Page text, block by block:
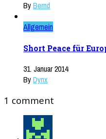
ByBernd
Allgemein
Short Peace für
31. Januar 2014
ByDynx
1 comment